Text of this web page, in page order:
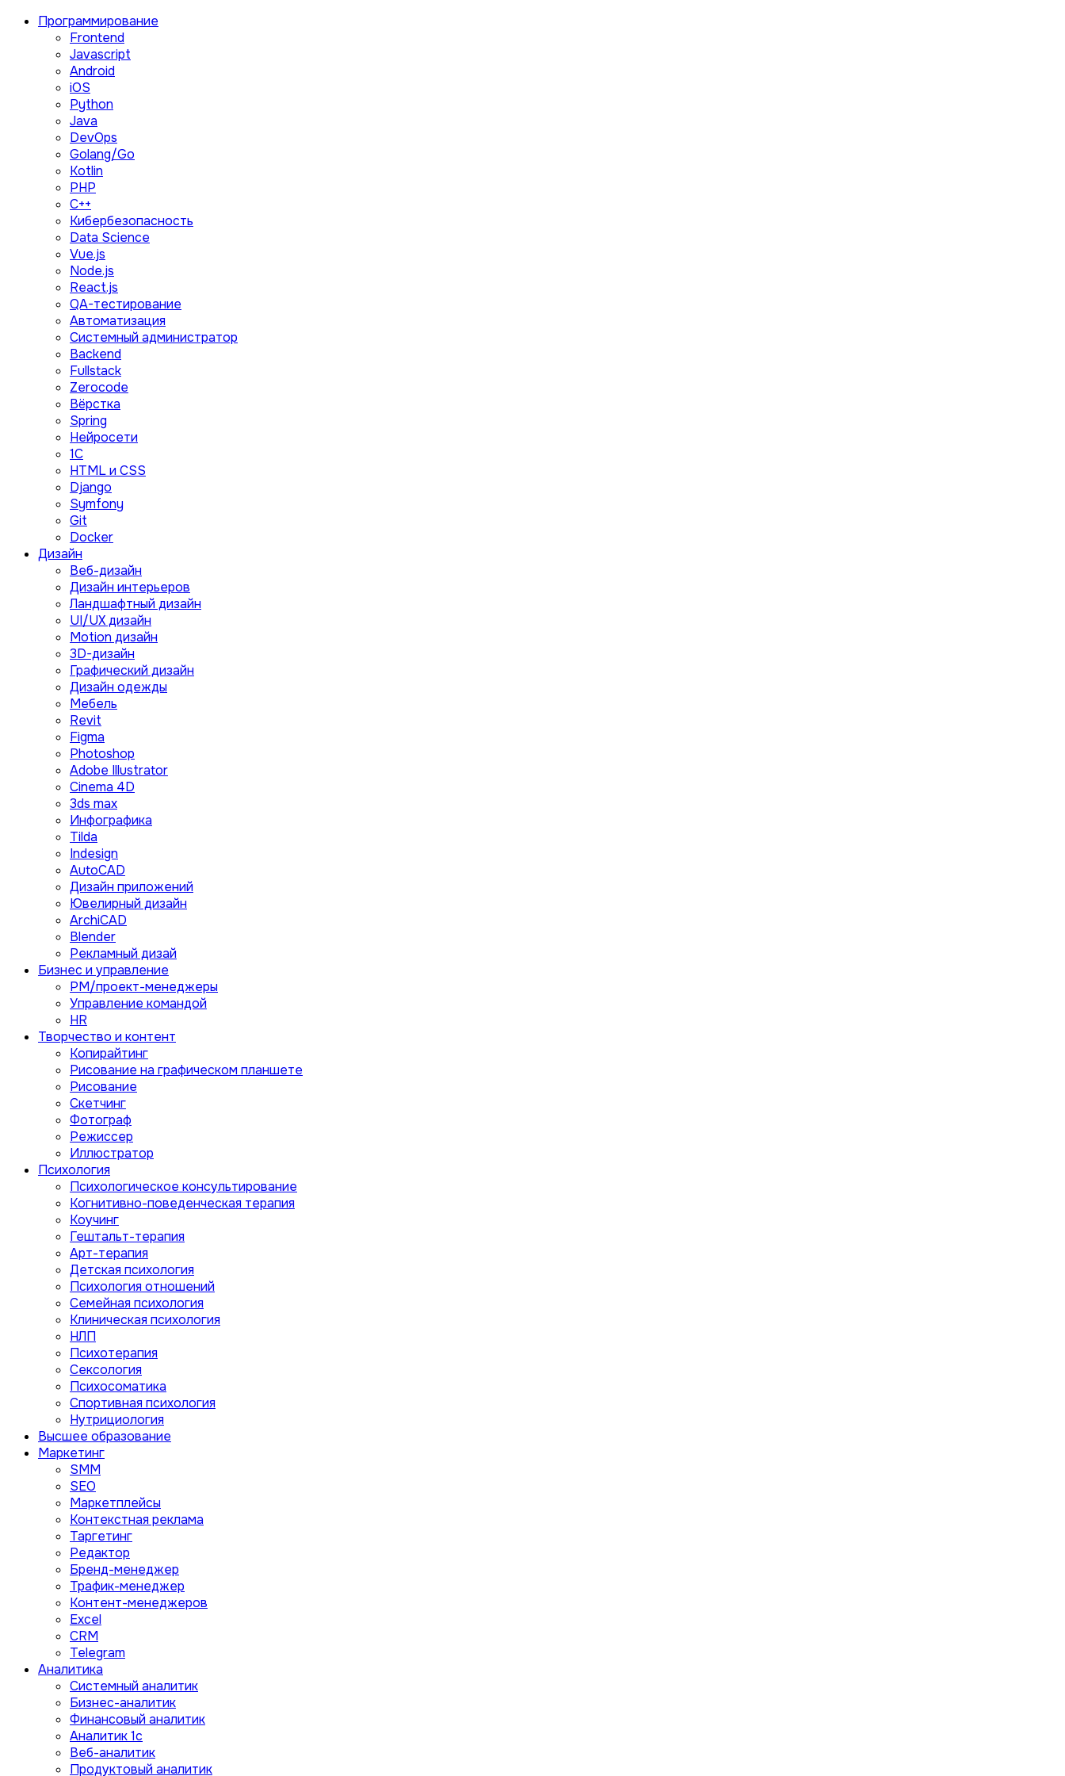
Программирование
Frontend
Javascript
Android
iOS
Python
Java
DevOps
Golang/Go
Kotlin
PHP
C++
Кибербезопасность
Data Science
Vue.js
Node.js
React.js
QA-тестирование
Автоматизация
Системный администратор
Backend
Fullstack
Zerocode
Вёрстка
Spring
Нейросети
1C
HTML и CSS
Django
Symfony
Git
Docker
Дизайн
Веб-дизайн
Дизайн интерьеров
Ландшафтный дизайн
UI/UX дизайн
Motion дизайн
3D-дизайн
Графический дизайн
Дизайн одежды
Мебель
Revit
Figma
Photoshop
Adobe Illustrator
Сinema 4D
3ds max
Инфографика
Tilda
Indesign
AutoCAD
Дизайн приложений
Ювелирный дизайн
ArchiCAD
Blender
Рекламный дизай
Бизнес и управление
PM/проект-менеджеры
Управление командой
HR
Творчество и контент
Копирайтинг
Рисование на графическом планшете
Рисование
Скетчинг
Фотограф
Режиссер
Иллюстратор
Психология
Психологическое консультирование
Когнитивно-поведенческая терапия
Коучинг
Гештальт-терапия
Арт-терапия
Детская психология
Психология отношений
Семейная психология
Клиническая психология
НЛП
Психотерапия
Сексология
Психосоматика
Спортивная психология
Нутрициология
Высшее образование
Маркетинг
SMM
SEO
Маркетплейсы
Контекстная реклама
Таргетинг
Редактор
Бренд-менеджер
Трафик-менеджер
Контент-менеджеров
Excel
CRM
Telegram
Аналитика
Системный аналитик
Бизнес-аналитик
Финансовый аналитик
Aналитик 1с
Веб-аналитик
Продуктовый аналитик